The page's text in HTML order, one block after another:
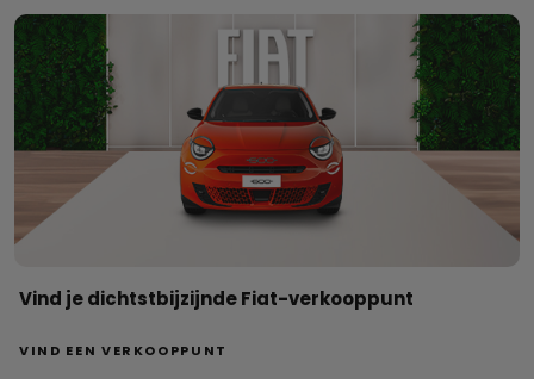
Vind je dichtstbijzijnde Fiat-verkooppunt
VIND EEN VERKOOPPUNT